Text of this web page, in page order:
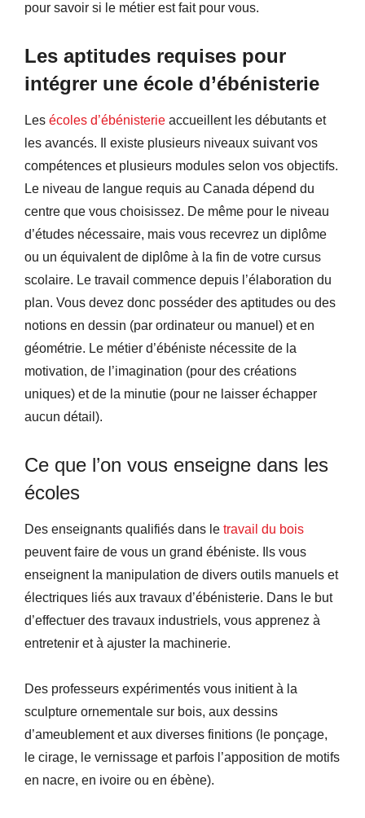
pour savoir si le métier est fait pour vous.
Les aptitudes requises pour
intégrer une école d’ébénisterie
Les écoles d’ébénisterie accueillent les débutants et
les avancés. Il existe plusieurs niveaux suivant vos
compétences et plusieurs modules selon vos objectifs.
Le niveau de langue requis au Canada dépend du
centre que vous choisissez. De même pour le niveau
d’études nécessaire, mais vous recevrez un diplôme
ou un équivalent de diplôme à la fin de votre cursus
scolaire. Le travail commence depuis l’élaboration du
plan. Vous devez donc posséder des aptitudes ou des
notions en dessin (par ordinateur ou manuel) et en
géométrie. Le métier d’ébéniste nécessite de la
motivation, de l’imagination (pour des créations
uniques) et de la minutie (pour ne laisser échapper
aucun détail).
Ce que l’on vous enseigne dans les
écoles
Des enseignants qualifiés dans le travail du bois
peuvent faire de vous un grand ébéniste. Ils vous
enseignent la manipulation de divers outils manuels et
électriques liés aux travaux d’ébénisterie. Dans le but
d’effectuer des travaux industriels, vous apprenez à
entretenir et à ajuster la machinerie.
Des professeurs expérimentés vous initient à la
sculpture ornementale sur bois, aux dessins
d’ameublement et aux diverses finitions (le ponçage,
le cirage, le vernissage et parfois l’apposition de motifs
en nacre, en ivoire ou en ébène).